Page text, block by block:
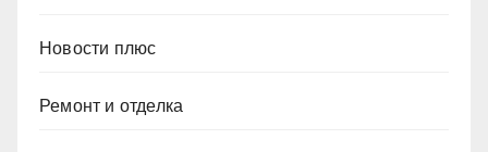
Новости плюс
Ремонт и отделка